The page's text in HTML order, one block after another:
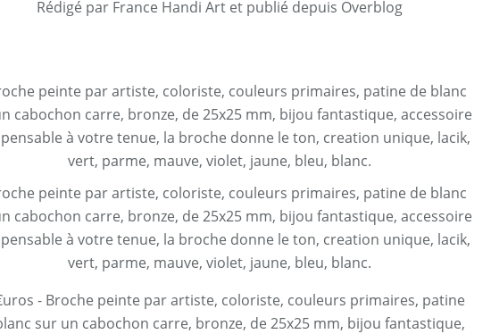
Rédigé par France Handi Art et publié depuis Overblog
- Broche peinte par artiste, coloriste, couleurs primaires, patine
sur un cabochon carre, bronze, de 25x25 mm, bijou fantastique,